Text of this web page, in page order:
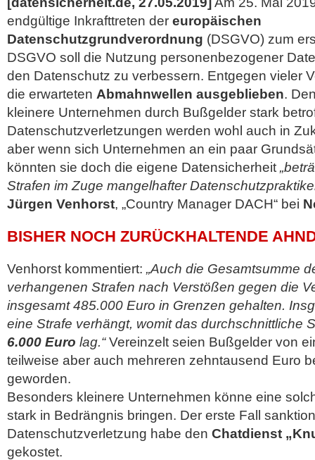
endgültige Inkrafttreten der europäischen
Datenschutzgrundverordnung (DSGVO) zum
DSGVO soll die Nutzung personenbezogener
den Datenschutz zu verbessern. Entgegen vieler
die erwarteten Abmahnwellen ausgeblieben.
kleinere Unternehmen durch Bußgelder stark
Datenschutzverletzungen werden wohl auch in
aber wenn sich Unternehmen an ein paar
könnten sie doch die eigene Datensicherheit
Strafen im Zuge mangelhafter
Jürgen Venhorst, „Country Manager DACH“ bei
BISHER NOCH ZURÜCKHALTENDE
Venhorst kommentiert: „Auch die Gesamtsumme
verhangenen Strafen nach Verstößen gegen die
insgesamt 485.000 Euro in Grenzen gehalten.
eine Strafe verhängt, womit das durchschnittliche
6.000 Euro lag.“Vereinzelt seien Bußgelder von
teilweise aber auch mehreren zehntausend Euro
geworden.
Besonders kleinere Unternehmen könne eine
stark in Bedrängnis bringen. Der erste Fall
Datenschutzverletzung habe den Chatdienst
gekostet.